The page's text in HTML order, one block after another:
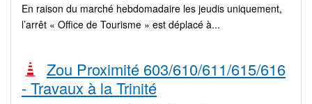
En raison du marché hebdomadaire les jeudis uniquement,
l’arrêt « Office de Tourisme » est déplacé à...
Zou Proximité 603/610/611/615/616
- Travaux à la Trinité